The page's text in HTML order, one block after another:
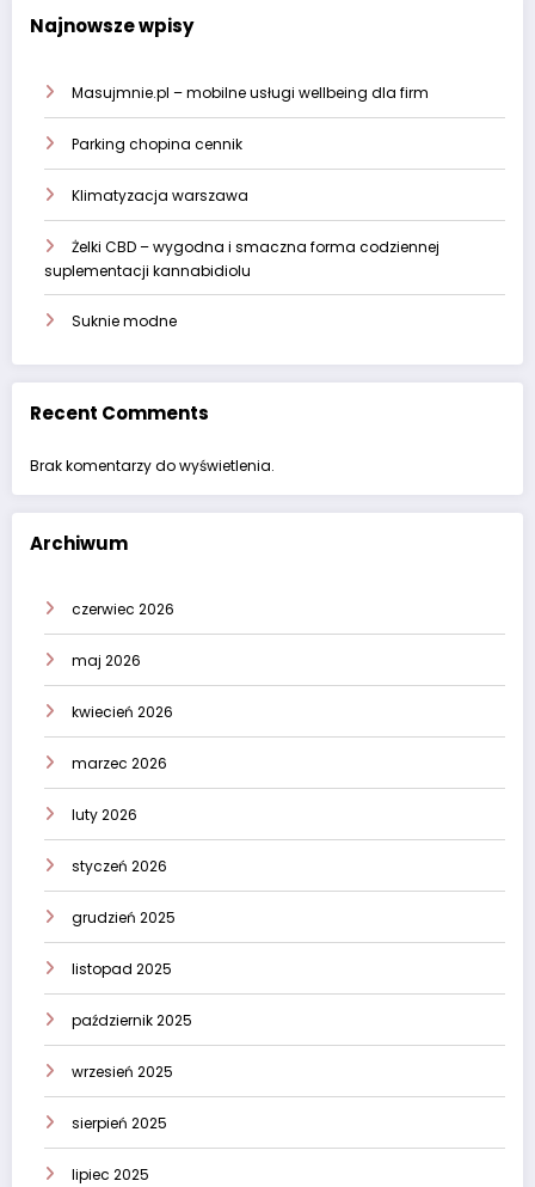
Najnowsze wpisy
Masujmnie.pl – mobilne usługi wellbeing dla firm
Parking chopina cennik
Klimatyzacja warszawa
Żelki CBD – wygodna i smaczna forma codziennej
suplementacji kannabidiolu
Suknie modne
Recent Comments
Brak komentarzy do wyświetlenia.
Archiwum
czerwiec 2026
maj 2026
kwiecień 2026
marzec 2026
luty 2026
styczeń 2026
grudzień 2025
listopad 2025
październik 2025
wrzesień 2025
sierpień 2025
lipiec 2025